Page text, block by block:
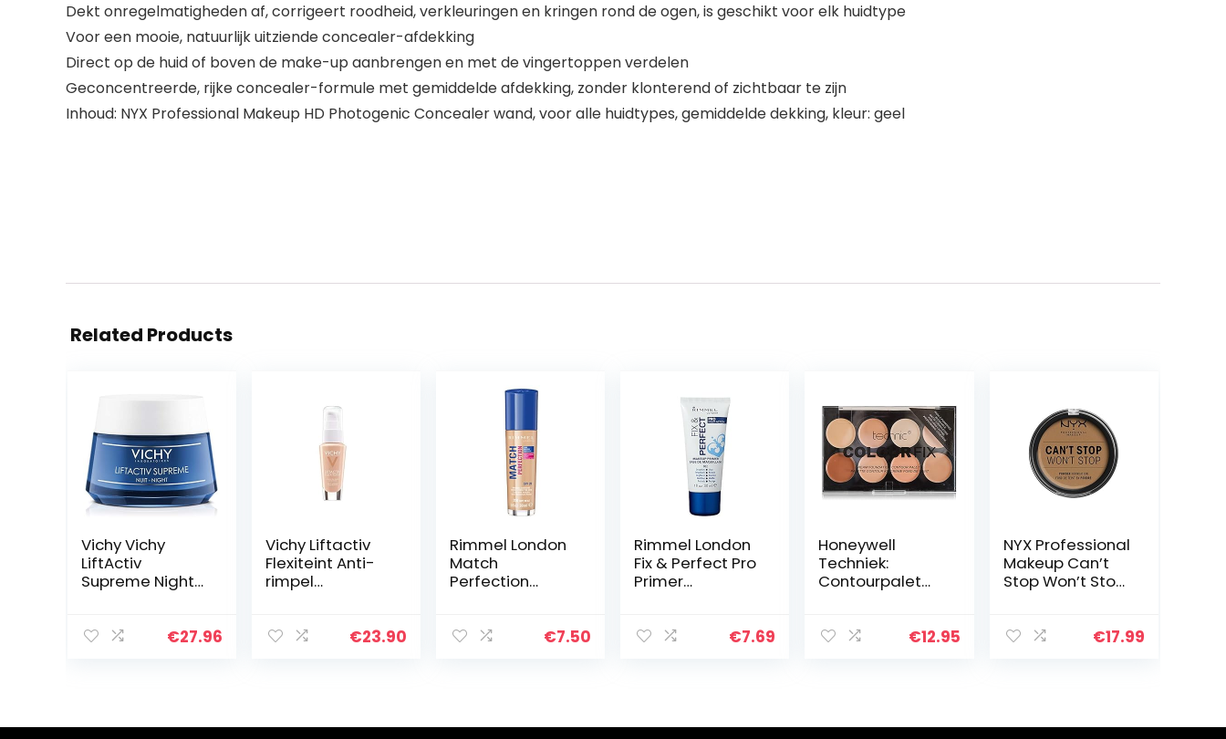
Dekt onregelmatigheden af, corrigeert roodheid, verkleuringen en kringen rond de ogen, is geschikt voor elk huidtype
Voor een mooie, natuurlijk uitziende concealer-afdekking
Direct op de huid of boven de make-up aanbrengen en met de vingertoppen verdelen
Geconcentreerde, rijke concealer-formule met gemiddelde afdekking, zonder klonterend of zichtbaar te zijn
Inhoud: NYX Professional Makeup HD Photogenic Concealer wand, voor alle huidtypes, gemiddelde dekking, kleur: geel
Related Products
Vichy Vichy
LiftActiv
Supreme Night
€27.96
Vichy Liftactiv
Flexiteint Anti-
rimpel
€23.90
Rimmel London
Match
Perfection
Beige
€7.50
Rimmel London
Fix & Perfect Pro
Primer
€7.69
Honeywell
Techniek:
Contourpalet
Foundation (28
€12.95
NYX Professional
Makeup Can’t
Stop Won’t Stop
Foundation, €17.99